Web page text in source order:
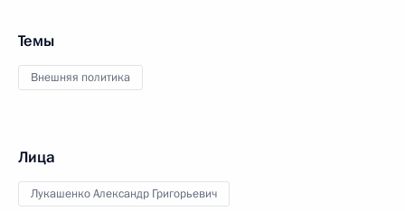
Темы
Внешняя политика
Лица
Лукашенко Александр Григорьевич